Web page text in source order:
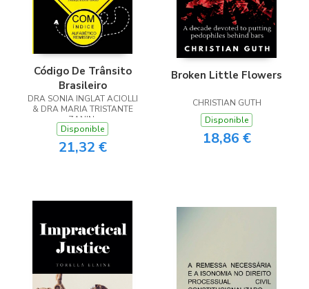
Código De Trânsito
Brasileiro
DRA SONIA INGLAT ACIOLLI
& DRA MARIA TRISTANTE
ZANIN.
Disponible
21,32 €
Broken Little Flowers
CHRISTIAN GUTH
Disponible
18,86 €